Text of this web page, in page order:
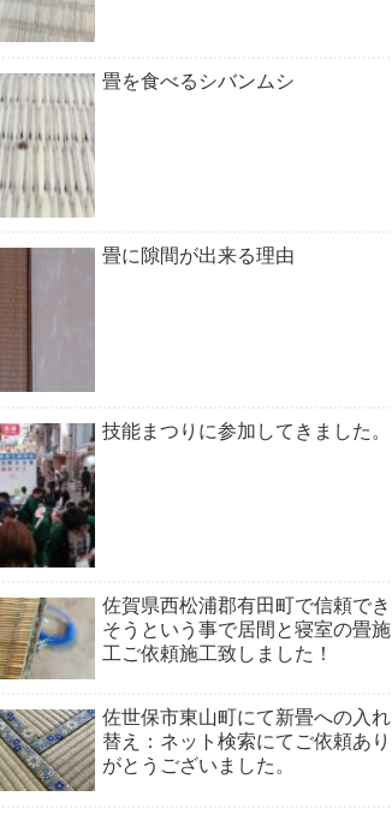
畳を食べるシバンムシ
畳に隙間が出来る理由
技能まつりに参加してきました。
佐賀県西松浦郡有田町で信頼でき
そうという事で居間と寝室の畳施
工ご依頼施工致しました！
佐世保市東山町にて新畳への入れ
替え：ネット検索にてご依頼あり
がとうございました。